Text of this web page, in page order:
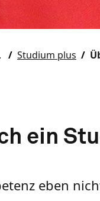
Studium plus
ein
eben